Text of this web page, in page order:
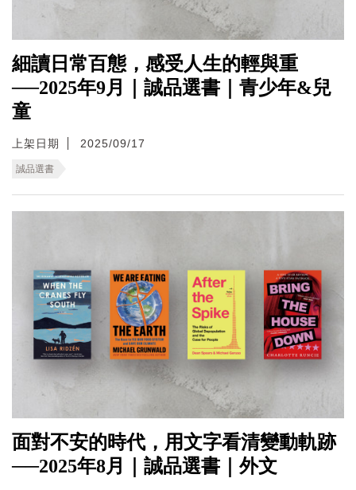
細讀日常百態，感受人生的輕與重
──2025年9月｜誠品選書｜青少年&兒
童
上架日期 2025/09/17
誠品選書
面對不安的時代，用文字看清變動軌跡
──2025年8月｜誠品選書｜外文